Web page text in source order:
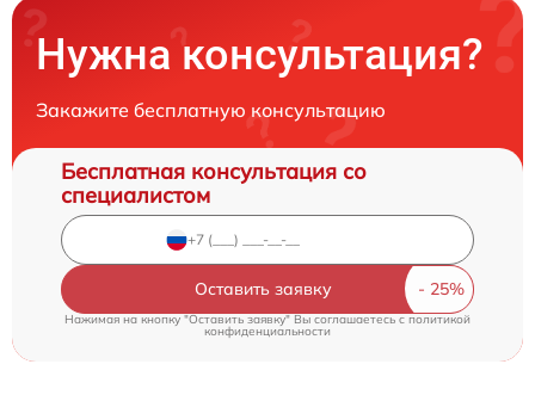
Нужна консультация?
Закажите бесплатную консультацию
Бесплатная консультация со
специалистом
Оставить заявку
Нажимая на кнопку "Оставить заявку" Вы соглашаетесь cполитикой
конфиденциальности